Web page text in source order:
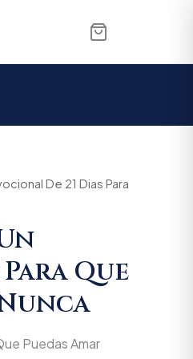
De 21 Dias Para
Que
Puedas Amar